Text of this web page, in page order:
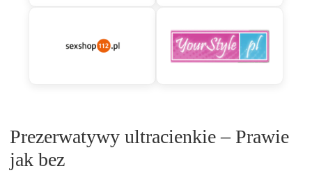
Prezerwatywy ultracienkie – Prawie
jak bez